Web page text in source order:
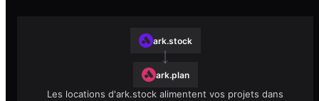
ark.stock
ark.plan
Les locations d'ark.stock alimentent vos projets dans